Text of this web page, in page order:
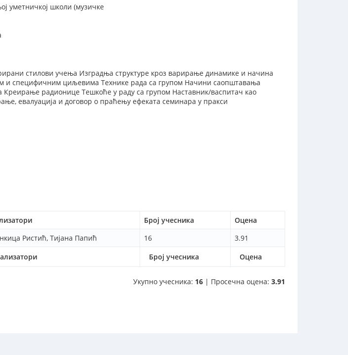
уметничкој школи (музичке
стилови учења Изградња структуре кроз варирање динамике и начина
и специфичним циљевима Технике рада са групом Начини саопштавања
Креирање радионице Тешкоће у раду са групом Наставник/васпитач као
евалуација и договор о праћењу ефеката семинара у пракси
Број учесника Оцена
Број учесника Оцена
Ристић, Тијана Папић 16 3.91
Укупно учесника: 16 | Просечна оцена: 3.91